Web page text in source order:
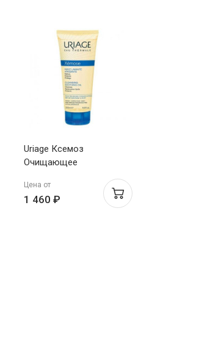
Uriage Ксемоз
Очищающее
200 мл
Цена от
1 460 ₽